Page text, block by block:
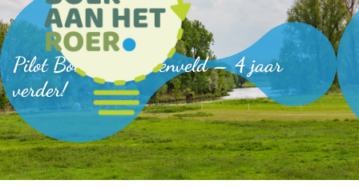
Pilot Bokashi Binnenveld – 4 jaar
verder!